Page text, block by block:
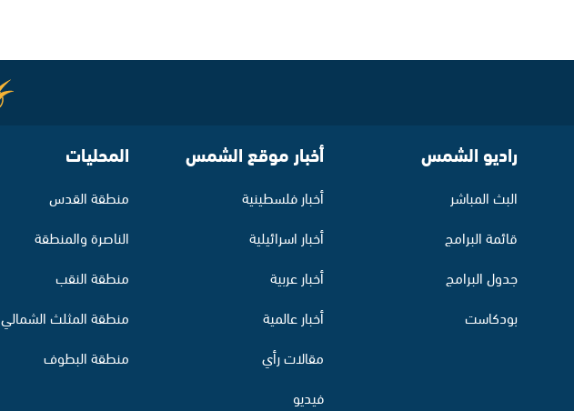
راديو الشمس
البث المباشر
قائمة البرامج
جدول البرامج
بودكاست
أخبار موقع الشمس
أخبار فلسطينية
أخبار اسرائيلية
أخبار عربية
أخبار عالمية
مقالات رأي
فيديو
المحليات
منطقة القدس
الناصرة والمنطقة
منطقة النقب
منطقة المثلث الشمالي
منطقة البطوف